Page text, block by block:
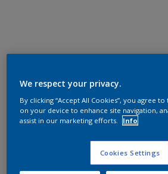
We respect your privacy.
By clicking “Accept All Cookies”, you agree
on your device to enhance site navigation,
assist in our marketing efforts.
Info
Cookies Settings